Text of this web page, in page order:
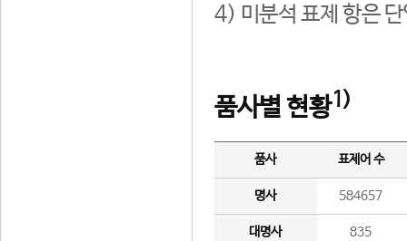
4) 미분석 표제 항은
품사별 현황1)
품사 표제어 수
명사 584657
대명사 835